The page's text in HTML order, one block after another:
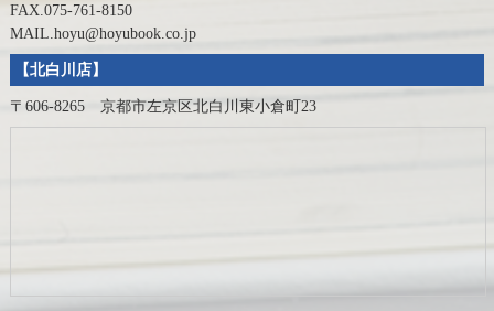
FAX.075-761-8150
MAIL.hoyu@hoyubook.co.jp
【北白川店】
〒606-8265 京都市左京区北白川東小倉町23